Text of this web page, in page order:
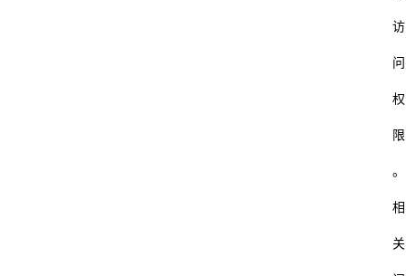
访
问
权
限
。
相
关